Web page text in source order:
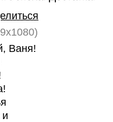
Ваня!
и